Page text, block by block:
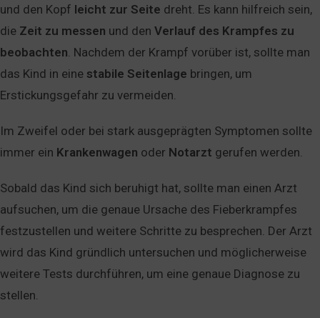
und den Kopf leicht zur Seite dreht. Es kann hilfreich sein,
die Zeit zu messen und den Verlauf des Krampfes zu
beobachten. Nachdem der Krampf vorüber ist, sollte man
das Kind in eine stabile Seitenlage bringen, um
Erstickungsgefahr zu vermeiden.
Im Zweifel oder bei stark ausgeprägten Symptomen sollte
immer ein Krankenwagen oder Notarzt gerufen werden.
Sobald das Kind sich beruhigt hat, sollte man einen Arzt
aufsuchen, um die genaue Ursache des Fieberkrampfes
festzustellen und weitere Schritte zu besprechen. Der Arzt
wird das Kind gründlich untersuchen und möglicherweise
weitere Tests durchführen, um eine genaue Diagnose zu
stellen.